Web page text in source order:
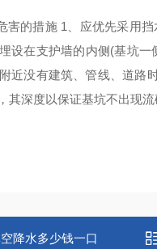
害的措施 1、应优先采用
设在支护墙的内侧(基坑
近没有建筑、管线、道路
其深度以保证基坑不出现流
降水多少钱一口